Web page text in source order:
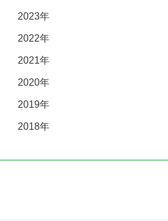
2023
2022
2021
2020
2019
2018